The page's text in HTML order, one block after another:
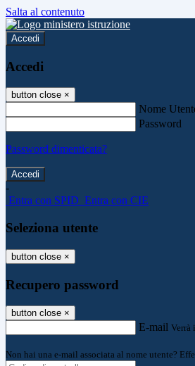
Salta al contenuto
Accedi
Accedi
button close ×
Nome
Password
Password dimenticata?
-
Entra con SPID Entra con CIE
Seleziona utente
button close ×
Recupero password
button close ×
E-mail Verrà
Non hai una e-mail associata al nome utente?